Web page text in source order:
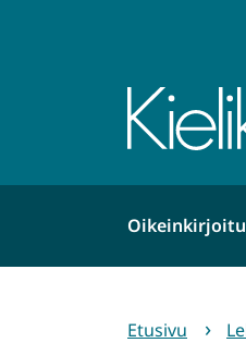
Etusivu
Etusivu